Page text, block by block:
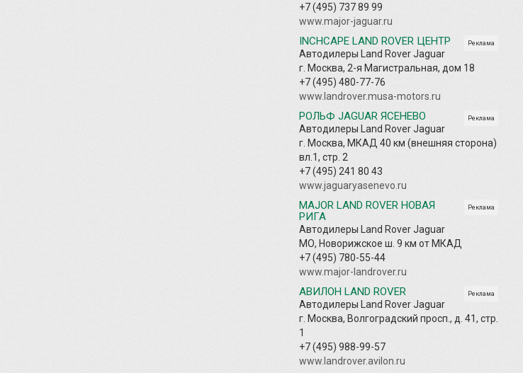
+7 (495) 737 89 99
www.major-jaguar.ru
Реклама
INCHCAPE LAND ROVER ЦЕНТР
Автодилеры Land Rover Jaguar
г. Москва, 2-я Магистральная, дом 18
+7 (495) 480-77-76
www.landrover.musa-motors.ru
Реклама
РОЛЬФ JAGUAR ЯСЕНЕВО
Автодилеры Land Rover Jaguar
г. Москва, МКАД 40 км (внешняя сторона)
вл.1, стр. 2
+7 (495) 241 80 43
www.jaguaryasenevo.ru
Реклама
MAJOR LAND ROVER НОВАЯ
РИГА
Автодилеры Land Rover Jaguar
МО, Новорижское ш. 9 км от МКАД
+7 (495) 780-55-44
www.major-landrover.ru
Реклама
АВИЛОН LAND ROVER
Автодилеры Land Rover Jaguar
г. Москва, Волгоградский просп., д. 41, стр.
1
+7 (495) 988-99-57
www.landrover.avilon.ru